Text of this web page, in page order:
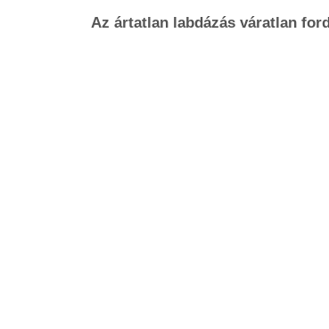
Az ártatlan labdázás váratlan